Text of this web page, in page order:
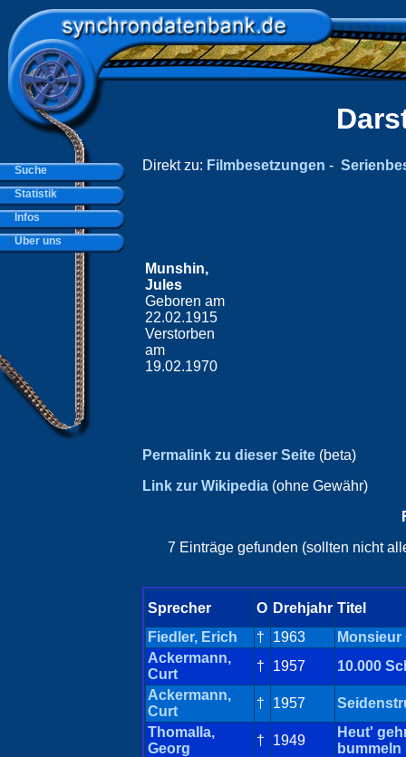
Direkt zu: Filmbesetzungen -
Munshin,
Jules
Geboren am
22.02.1915
Verstorben
am
19.02.1970
Permalink zu dieser Seite (beta)
Link zur Wikipedia (ohne Gewähr)
7 Einträge gefunden (sollten nicht
Sprecher O Drehjahr Titel
Fiedler, Erich
† 1963
Ackermann,
Curt
† 1957
10.000
Ackermann,
Curt
† 1957
Thomalla,
Georg
† 1949
Heut'
bummeln
Suche
Statistik
Infos
Über uns